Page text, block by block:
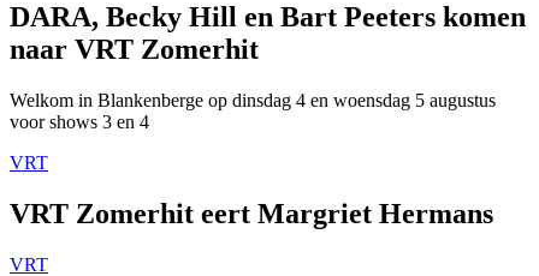
DARA, Becky Hill en Bart Peeters komen
naar VRT Zomerhit
Welkom in Blankenberge op dinsdag 4 en woensdag 5 augustus
voor shows 3 en 4
VRT
VRT Zomerhit eert Margriet Hermans
VRT